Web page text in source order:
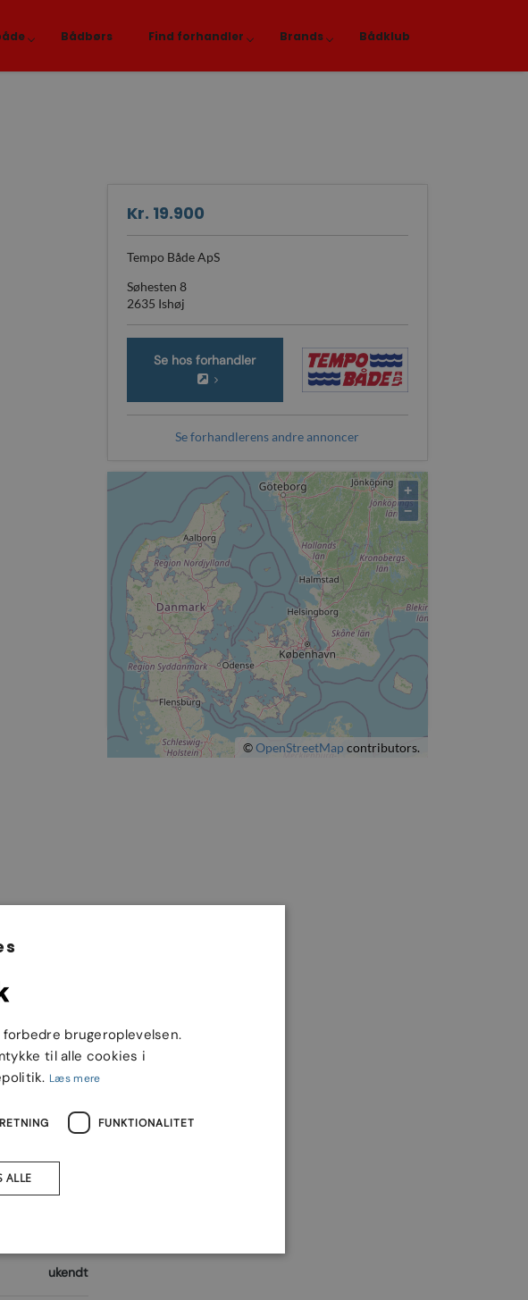
Bådbørs Find forhandler Brands Bådklub
Kr. 19.900
Tempo Både ApS
Søhesten 8
2635 Ishøj
Se hos forhandler
Se forhandlerens andre annoncer
+
−
©OpenStreetMap contributors.
Marina
Optimax 2 takt
ukendt
brugeroplevelsen.
til alle cookies i
Læs mere
FUNKTIONALITET
ALLE